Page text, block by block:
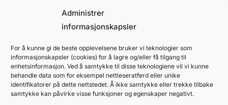
Administrer
informasjonskapsler
For å kunne gi de beste opplevelsene bruker vi teknologier som
informasjonskapsler (cookies) for å lagre og/eller få tilgang til
enhetsinformasjon. Ved å samtykke til disse teknologiene vil vi kunne
behandle data som for eksempel nettleseratferd eller unike
identifikatorer på dette nettstedet. Å ikke samtykke eller trekke tilbake
samtykke kan påvirke visse funksjoner og egenskaper negativt.
cookie policy
personvernerklæring